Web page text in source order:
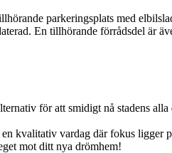
parkeringsplats med
En tillhörande förrådsdel är
för att smidigt nå stadens
kvalitativ vardag där fokus ligger
mot ditt nya drömhem!